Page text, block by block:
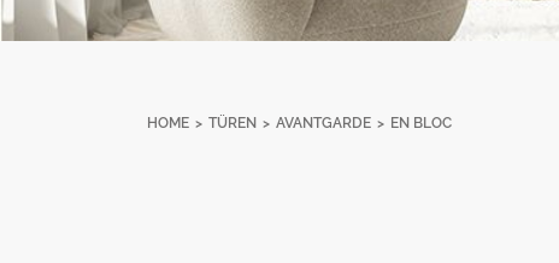
HOME > TÜREN > AVANTGARDE > EN BLOC